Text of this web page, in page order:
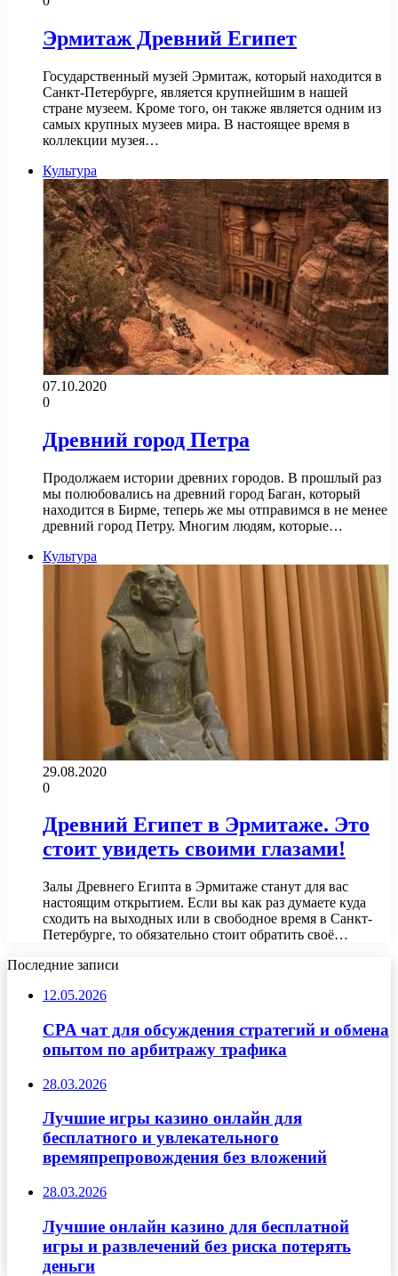
Эрмитаж Древний Египет
Государственный музей Эрмитаж, который находится в
Санкт-Петербурге, является крупнейшим в нашей
стране музеем. Кроме того, он также является одним из
самых крупных музеев мира. В настоящее время в
коллекции музея…
Культура
07.10.2020
0
Древний город Петра
Продолжаем истории древних городов. В прошлый раз
мы полюбовались на древний город Баган, который
находится в Бирме, теперь же мы отправимся в не менее
древний город Петру. Многим людям, которые…
Культура
29.08.2020
0
Древний Египет в Эрмитаже. Это
стоит увидеть своими глазами!
Залы Древнего Египта в Эрмитаже станут для вас
настоящим открытием. Если вы как раз думаете куда
сходить на выходных или в свободное время в Санкт-
Петербурге, то обязательно стоит обратить своё…
Последние записи
12.05.2026
CPA чат для обсуждения стратегий и обмена
опытом по арбитражу трафика
28.03.2026
Лучшие игры казино онлайн для
бесплатного и увлекательного
времяпрепровождения без вложений
28.03.2026
Лучшие онлайн казино для бесплатной
игры и развлечений без риска потерять
деньги